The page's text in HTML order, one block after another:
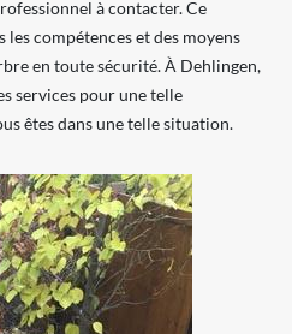
à contacter. Ce
compétences et des moyens
en toute sécurité. À Dehlingen,
services pour une telle
êtes dans une telle situation.